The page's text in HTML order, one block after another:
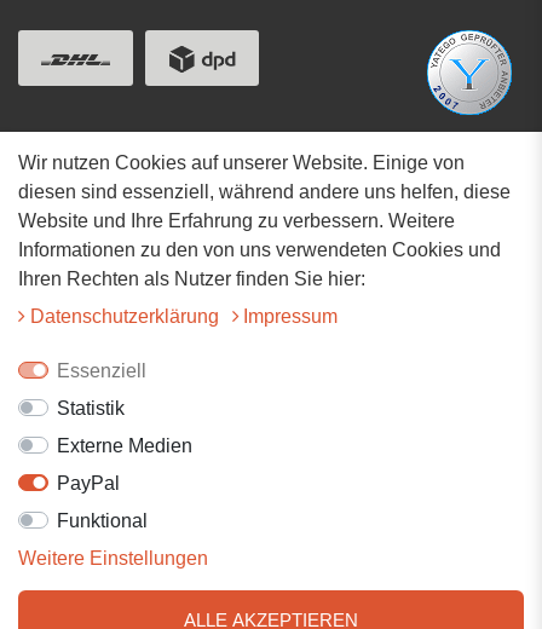
Adresse
Hauptstrasse 34
73117 Wangen
07161-9566068
Wir nutzen Cookies auf unserer Website. Einige von
diesen sind essenziell, während andere uns helfen, diese
Website und Ihre Erfahrung zu verbessern. Weitere
Informationen zu den von uns verwendeten Cookies und
Ihren Rechten als Nutzer finden Sie hier:
Daten­schutz­erklärung
Impressum
Essenziell
Statistik
Externe Medien
PayPal
Funktional
Weitere Einstellungen
ALLE AKZEPTIEREN